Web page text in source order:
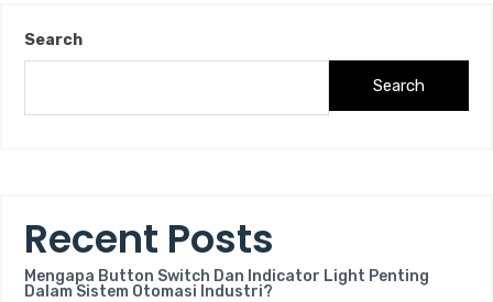
Search
Search
Recent Posts
Mengapa Button Switch Dan Indicator Light Penting
Dalam Sistem Otomasi Industri?